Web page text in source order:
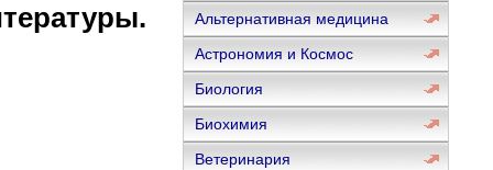
Альтернативная медицина
Астрономия и Космос
Биология
Биохимия
Ветеринария